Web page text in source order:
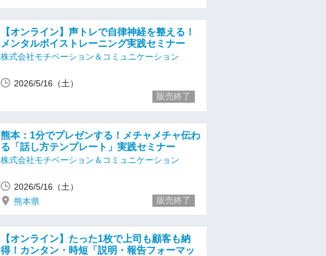
【オンライン】声トレで自律神経を整える！
メンタルボイストレーニング実践セミナー
株式会社モチベーション＆コミュニケーション
2026/5/16（土）
販売終了
熊本：1分でプレゼンする！メチャメチャ伝わ
る「話し方テンプレート」実践セミナー
株式会社モチベーション＆コミュニケーション
2026/5/16（土）
熊本県
販売終了
【オンライン】たった1枚で上司も顧客も納
得！カンタン・時短「説明・報告フォーマッ